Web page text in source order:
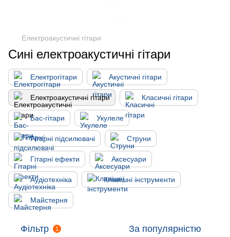
Електроакустичні гітари
Сині електроакустичні гітари
Електрогітари Акустичні гітари
Електроакустичні гітари Класичні гітари
Бас-гітари Укулеле
Гітарні підсилювачі Струни
Гітарні ефекти Аксесуари
Аудіотехніка Клавішні інструменти
Майстерня
Фільтр 1 За популярністю